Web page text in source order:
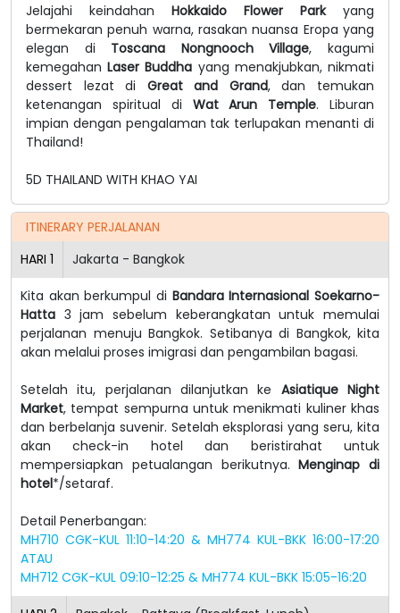
Jelajahi keindahan Hokkaido Flower Parkyang
bermekaran penuh warna, rasakan nuansa Eropa yang
elegan di Toscana Nongnooch Village, kagumi
kemegahanLaser Buddha yang menakjubkan, nikmati
dessert lezat di Great and Grand, dan temukan
ketenangan spiritual di Wat Arun Temple. Liburan
impian dengan pengalaman tak terlupakan menanti di
Thailand!
5D THAILAND WITH KHAO YAI
ITINERARY PERJALANAN
HARI 1 Jakarta - Bangkok
Kita akan berkumpul di Bandara Internasional Soekarno-
Hatta 3 jam sebelum keberangkatan untuk memulai
perjalanan menuju Bangkok. Setibanya di Bangkok, kita
akan melalui proses imigrasi dan pengambilan bagasi.
Setelah itu, perjalanan dilanjutkan ke Asiatique Night
Market, tempat sempurna untuk menikmati kuliner khas
dan berbelanja suvenir. Setelah eksplorasi yang seru, kita
akan check-in hotel dan beristirahat untuk
mempersiapkan petualangan berikutnya.Menginap di
hotel*/setaraf.
Detail Penerbangan:
MH710 CGK-KUL 11:10-14:20 & MH774 KUL-BKK 16:00-17:20
ATAU
MH712 CGK-KUL 09:10-12:25 & MH774 KUL-BKK 15:05-16:20